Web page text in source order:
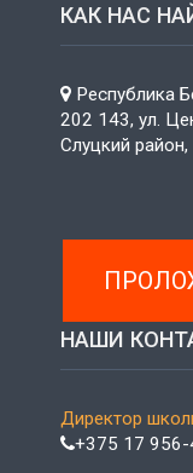
КАК НАС
Республика
202 143, ул.
Слуцкий
НАШИ
Директор
+375 17 956-